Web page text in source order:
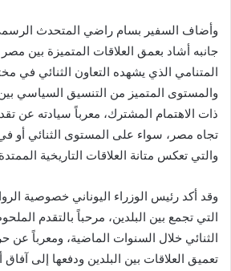
وأضاف السفير بسام راضي المتحدث
جانبه أشاد بعمق العلاقات المتميزة بين مصر
المتنامي الذي يشهده التعاون الثنائي في
والمستوى المتميز من التنسيق السياسي
ذات الاهتمام المشترك، معرباً سيادته عن
تجاه مصر، سواء على المستوى الثنائي أو في
والتي تعكس متانة العلاقات التاريخية
وقد أكد رئيس الوزراء اليوناني خصوصية
التي تجمع بين البلدين، مرحباً بالتقدم
الثنائي خلال السنوات الماضية، ومعرباً
تعميق العلاقات بين البلدين ودفعها إلى